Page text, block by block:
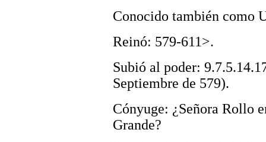
Conocido también como
Reinó: 579-611>.
Subió al poder:
Septiembre de 579).
Cónyuge: ¿Señora Rollo
Grande?